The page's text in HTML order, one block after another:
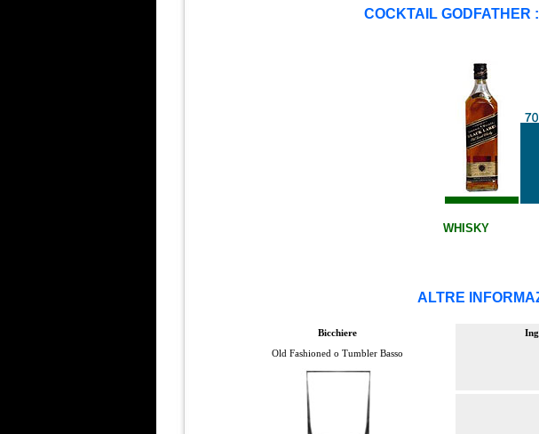
COCKTAIL GODFATHER
WHISKY
ALTRE
Bicchiere
Old Fashioned o Tumbler Basso